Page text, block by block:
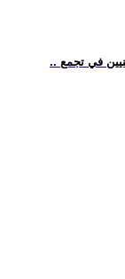
في تجمع